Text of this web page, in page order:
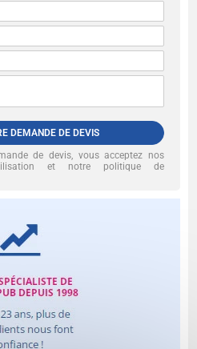
DEMANDE DE DEVIS
de devis, vous acceptez nos
et notre politique de